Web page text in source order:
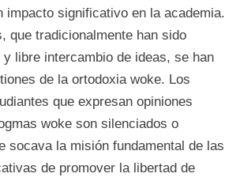
impacto significativo en la academia.
que tradicionalmente han sido
y libre intercambio de ideas, se han
de la ortodoxia woke. Los
que expresan opiniones
woke son silenciados o
socava la misión fundamental de las
de promover la libertad de